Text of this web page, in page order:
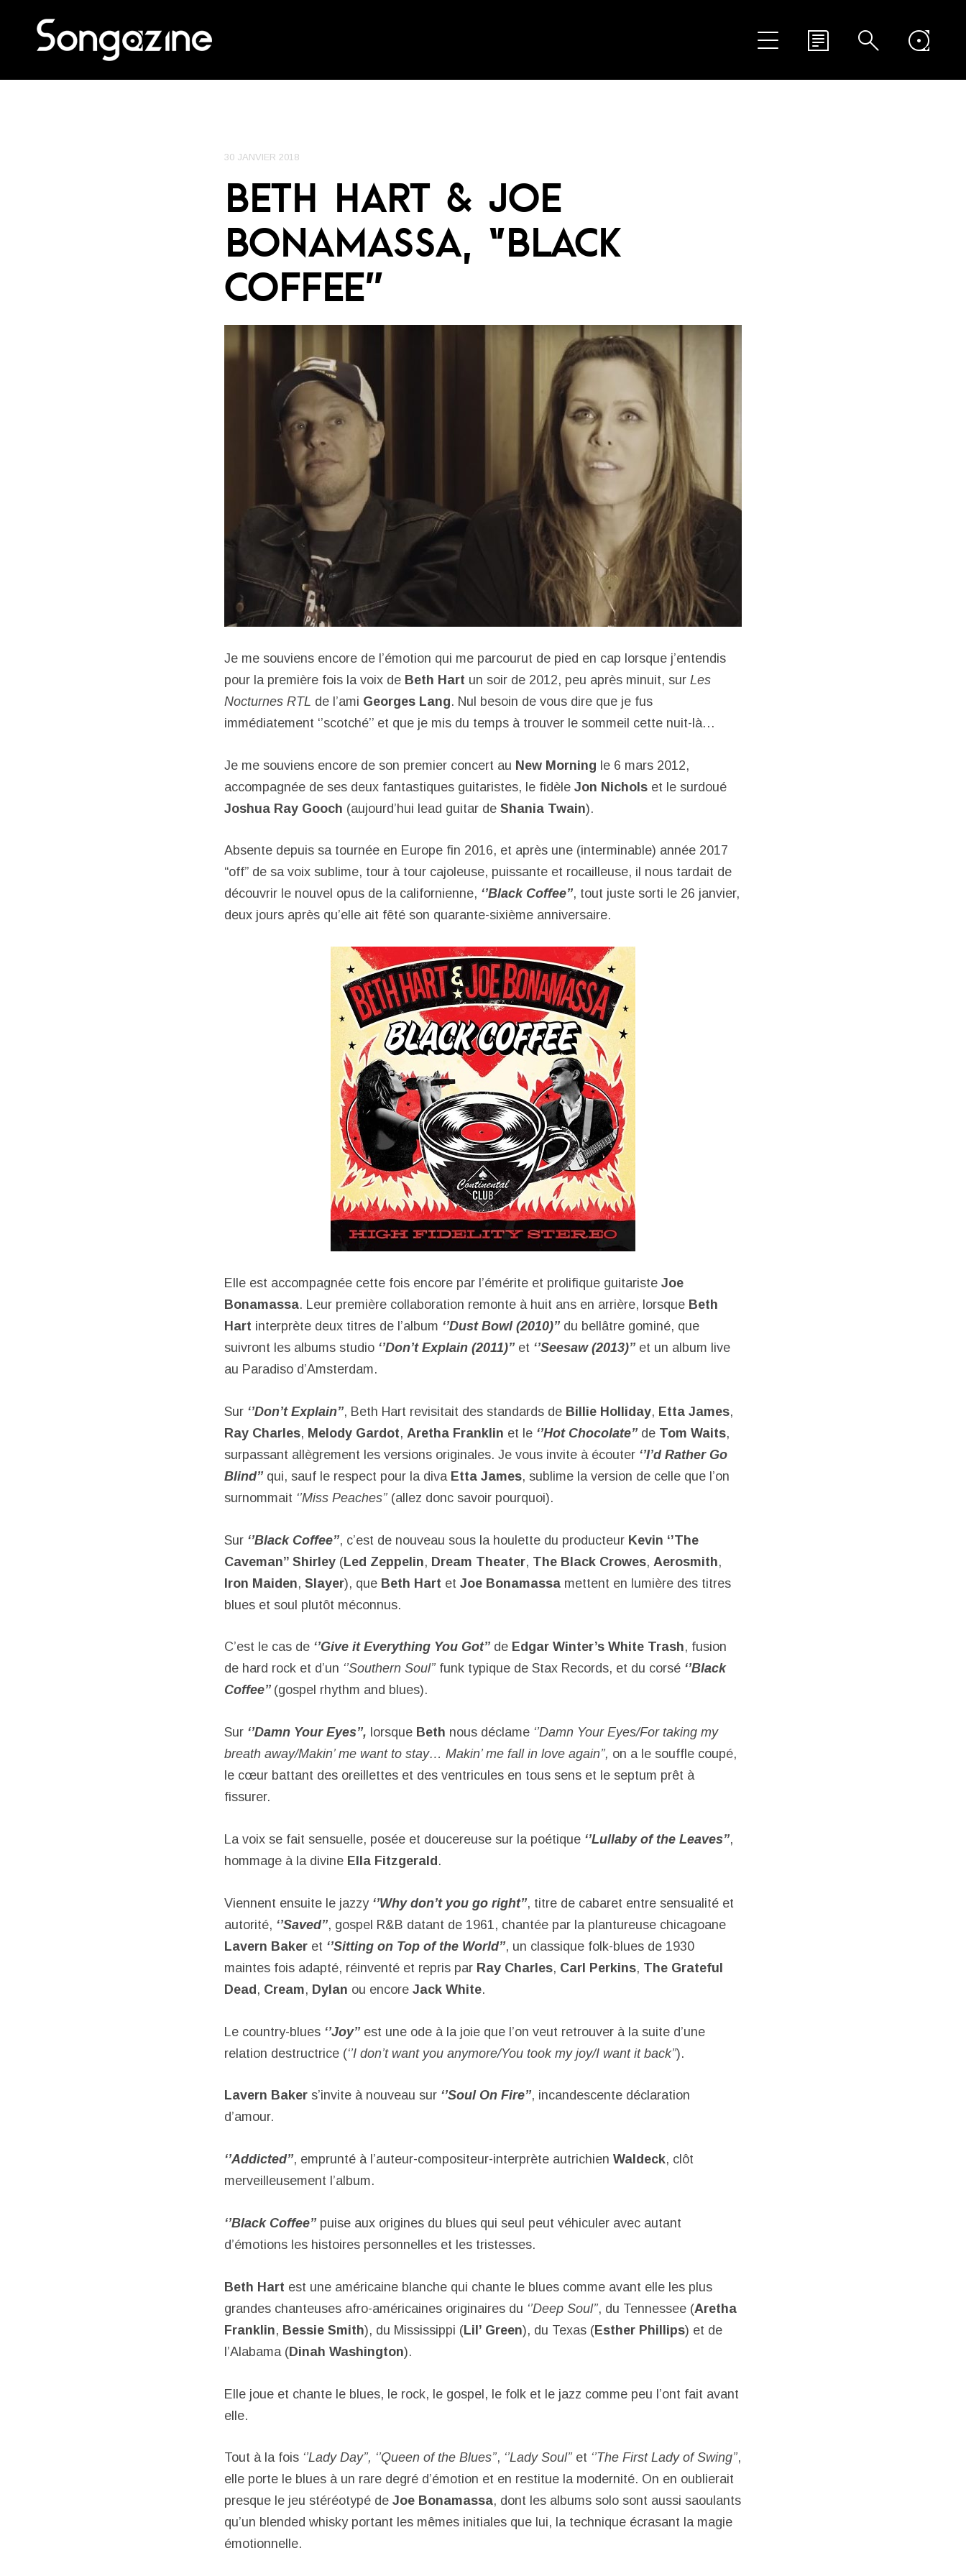
30 JANVIER 2018
BETH HART & JOE
BONAMASSA, ‘’BLACK
COFFEE’’
Je me souviens encore de l’émotion qui me parcourut de pied en cap lorsque j’entendis
pour la première fois la voix de Beth Hart un soir de 2012, peu après minuit, sur Les
Nocturnes RTL de l’ami Georges Lang. Nul besoin de vous dire que je fus
immédiatement ‘’scotché’’ et que je mis du temps à trouver le sommeil cette nuit-là…
Je me souviens encore de son premier concert au New Morning le 6 mars 2012,
accompagnée de ses deux fantastiques guitaristes, le fidèle Jon Nichols et le surdoué
Joshua Ray Gooch (aujourd’hui lead guitar de Shania Twain).
Absente depuis sa tournée en Europe fin 2016, et après une (interminable) année 2017
“off” de sa voix sublime, tour à tour cajoleuse, puissante et rocailleuse, il nous tardait de
découvrir le nouvel opus de la californienne, ‘’Black Coffee’’, tout juste sorti le 26 janvier,
deux jours après qu’elle ait fêté son quarante-sixième anniversaire.
Elle est accompagnée cette fois encore par l’émérite et prolifique guitariste Joe
Bonamassa. Leur première collaboration remonte à huit ans en arrière, lorsque Beth
Hart interprète deux titres de l’album ‘’Dust Bowl (2010)’’ du bellâtre gominé, que
suivront les albums studio ‘’Don’t Explain (2011)’’ et ‘’Seesaw (2013)’’ et un album live
au Paradiso d’Amsterdam.
Sur ‘’Don’t Explain’’, Beth Hart revisitait des standards de Billie Holliday, Etta James,
Ray Charles, Melody Gardot, Aretha Franklin et le ‘’Hot Chocolate’’ de Tom Waits,
surpassant allègrement les versions originales. Je vous invite à écouter ‘’I’d Rather Go
Blind’’ qui, sauf le respect pour la diva Etta James, sublime la version de celle que l’on
surnommait ‘’Miss Peaches’’ (allez donc savoir pourquoi).
Sur ‘’Black Coffee’’, c’est de nouveau sous la houlette du producteur Kevin ‘’The
Caveman’’ Shirley (Led Zeppelin, Dream Theater, The Black Crowes, Aerosmith,
Iron Maiden, Slayer), que Beth Hart et Joe Bonamassa mettent en lumière des titres
blues et soul plutôt méconnus.
C’est le cas de ‘’Give it Everything You Got’’ de Edgar Winter’s White Trash, fusion
de hard rock et d’un ‘’Southern Soul’’ funk typique de Stax Records, et du corsé ‘’Black
Coffee’’ (gospel rhythm and blues).
Sur ‘’Damn Your Eyes’’, lorsque Beth nous déclame ‘’Damn Your Eyes/For taking my
breath away/Makin’ me want to stay… Makin’ me fall in love again’’, on a le souffle coupé,
le cœur battant des oreillettes et des ventricules en tous sens et le septum prêt à
fissurer.
La voix se fait sensuelle, posée et doucereuse sur la poétique ‘’Lullaby of the Leaves’’,
hommage à la divine Ella Fitzgerald.
Viennent ensuite le jazzy ‘’Why don’t you go right’’, titre de cabaret entre sensualité et
autorité, ‘’Saved’’, gospel R&B datant de 1961, chantée par la plantureuse chicagoane
Lavern Baker et ‘’Sitting on Top of the World’’, un classique folk-blues de 1930
maintes fois adapté, réinventé et repris par Ray Charles, Carl Perkins, The Grateful
Dead, Cream, Dylan ou encore Jack White.
Le country-blues ‘’Joy’’ est une ode à la joie que l’on veut retrouver à la suite d’une
relation destructrice (‘’I don’t want you anymore/You took my joy/I want it back’’).
Lavern Baker s’invite à nouveau sur ‘’Soul On Fire’’, incandescente déclaration
d’amour.
‘’Addicted’’, emprunté à l’auteur-compositeur-interprète autrichien Waldeck, clôt
merveilleusement l’album.
‘’Black Coffee’’ puise aux origines du blues qui seul peut véhiculer avec autant
d’émotions les histoires personnelles et les tristesses.
Beth Hart est une américaine blanche qui chante le blues comme avant elle les plus
grandes chanteuses afro-américaines originaires du ‘’Deep Soul’’, du Tennessee (Aretha
Franklin, Bessie Smith), du Mississippi (Lil’ Green), du Texas (Esther Phillips) et de
l’Alabama (Dinah Washington).
Elle joue et chante le blues, le rock, le gospel, le folk et le jazz comme peu l’ont fait avant
elle.
Tout à la fois ‘’Lady Day’’, ‘’Queen of the Blues’’, ‘’Lady Soul’’ et ‘’The First Lady of Swing’’,
elle porte le blues à un rare degré d’émotion et en restitue la modernité. On en oublierait
presque le jeu stéréotypé de Joe Bonamassa, dont les albums solo sont aussi saoulants
qu’un blended whisky portant les mêmes initiales que lui, la technique écrasant la magie
émotionnelle.